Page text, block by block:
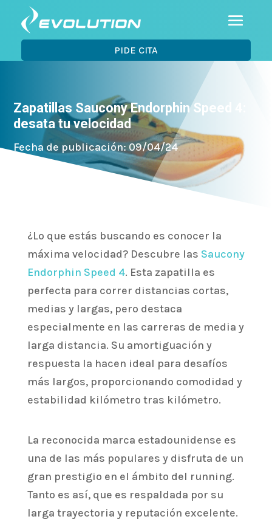
PIDE CITA
Zapatillas Saucony Endorphin Speed 4:
desata tu velocidad
Fecha de publicación: 09/04/24
¿Lo que estás buscando es conocer la
máxima velocidad? Descubre las Saucony
Endorphin Speed 4. Esta zapatilla es
perfecta para correr distancias cortas,
medias y largas, pero destaca
especialmente en las carreras de media y
larga distancia. Su amortiguación y
respuesta la hacen ideal para desafíos
más largos, proporcionando comodidad y
estabilidad kilómetro tras kilómetro.
La reconocida marca estadounidense es
una de las más populares y disfruta de un
gran prestigio en el ámbito del running.
Tanto es así, que es respaldada por su
larga trayectoria y reputación excelente.